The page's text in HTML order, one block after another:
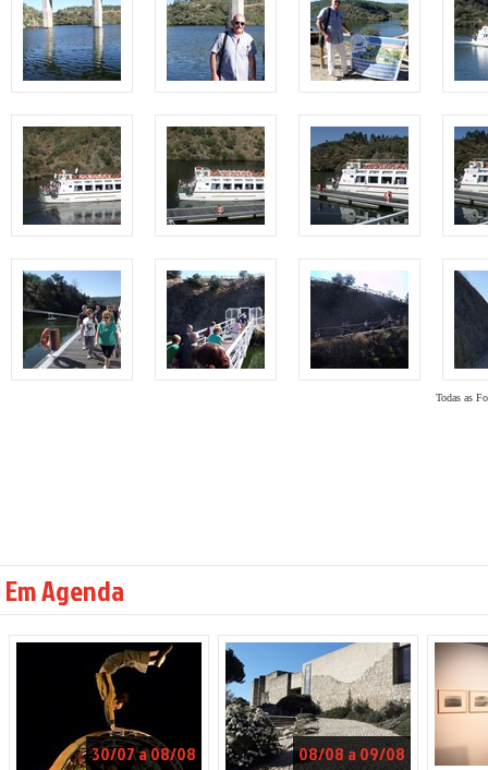
Todas as
Em Agenda
30/07 a 08/08 08/08 a 09/08